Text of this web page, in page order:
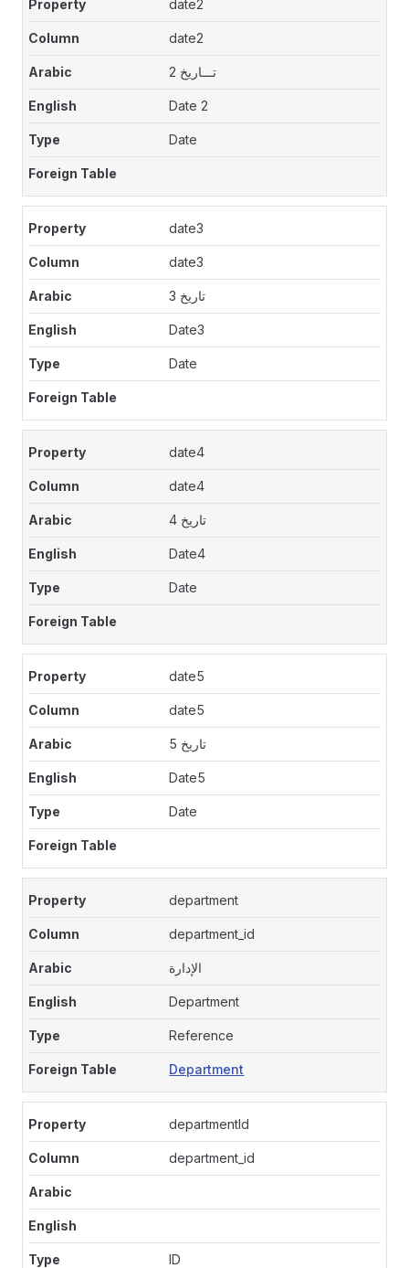
date2
date2
تـــاريخ 2
Date 2
Date
date3
date3
تاريخ 3
Date3
Date
date4
date4
تاريخ 4
Date4
Date
date5
date5
تاريخ 5
Date5
Date
department
department_id
الإدارة
Department
Reference
Department
departmentId
department_id
ID